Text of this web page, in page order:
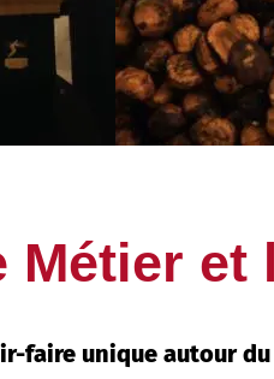
Métier et
faire unique autour